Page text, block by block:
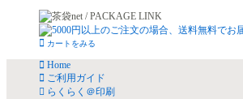
カートをみる
Home
ご利用ガイド
らくらく＠印刷